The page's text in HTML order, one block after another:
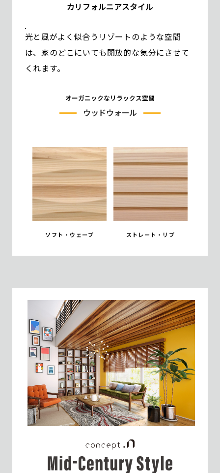
カリフォルニアスタイル
光と風がよく似合うリゾートのような空間
は、家のどこにいても開放的な気分にさせて
くれます。
オーガニックなリラックス空間
ウッドウォール
ソフト・ウェーブ ストレート・リブ